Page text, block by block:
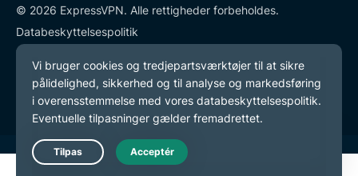
© 2026 ExpressVPN. Alle rettigheder forbeholdes.
Databeskyttelsespolitik
Tjenestevilkår
Cookie-præferencer